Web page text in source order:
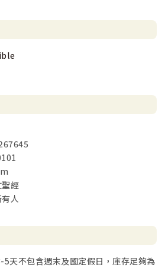
經
人
5天不包含週末及國定假日，庫存足夠為